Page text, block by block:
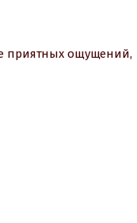
приятных ощущений,